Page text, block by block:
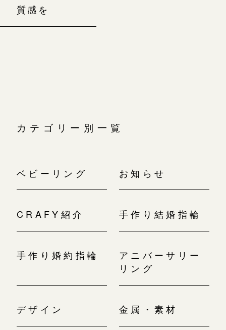
質感を
カテゴリー別一覧
ベビーリング お知らせ
CRAFY紹介 手作り結婚指輪
手作り婚約指輪
アニバーサリー
リング
デザイン 金属・素材